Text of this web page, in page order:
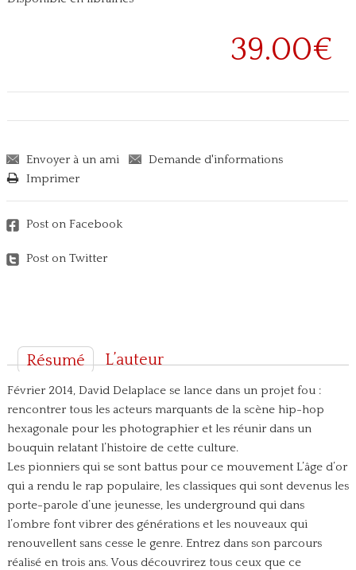
39.00€
Envoyer à un ami
Demande d'informations
Imprimer
Post on Facebook
Post on Twitter
Résumé L’auteur
Février 2014, David Delaplace se lance dans un projet fou :
rencontrer tous les acteurs marquants de la scène hip-hop
hexagonale pour les photographier et les réunir dans un
bouquin relatant l’histoire de cette culture.
Les pionniers qui se sont battus pour ce mouvement L’âge d’or
qui a rendu le rap populaire, les classiques qui sont devenus les
porte-parole d’une jeunesse, les underground qui dans
l’ombre font vibrer des générations et les nouveaux qui
renouvellent sans cesse le genre.Entrez dans son parcours
réalisé en trois ans. Vous découvrirez tous ceux que ce